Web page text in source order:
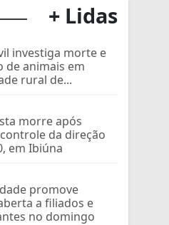
+ Lidas
investiga morte e
de animais em
rural de...
morre após
da direção
em Ibiúna
promove
a filiados e
no domingo